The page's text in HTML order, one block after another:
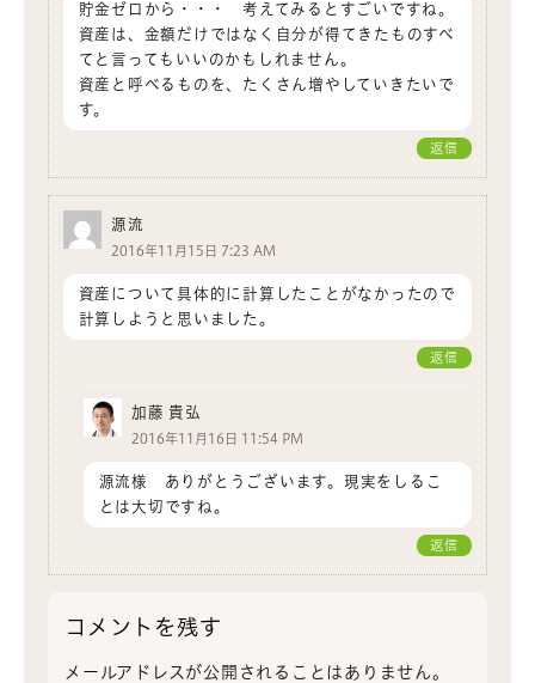
貯金ゼロから・・・ 考えてみるとすごいですね。
資産は、金額だけではなく自分が得てきたものすべ
てと言ってもいいのかもしれません。
資産と呼べるものを、たくさん増やしていきたいで
す。
返信
源流
2016年11月15日 7:23 AM
資産について具体的に計算したことがなかったので
計算しようと思いました。
返信
加藤 貴弘
2016年11月16日 11:54 PM
源流様 ありがとうございます。現実をしるこ
とは大切ですね。
返信
コメントを残す
メールアドレスが公開されることはありません。